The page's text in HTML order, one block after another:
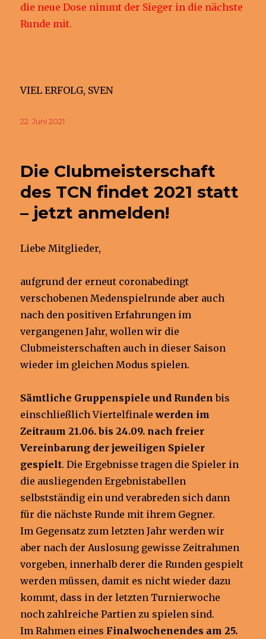
die neue Dose nimmt der Sieger in die nächste
Runde mit.
VIEL ERFOLG, SVEN
Veröffentlicht
22. Juni 2021
Die Clubmeisterschaft
des TCN findet 2021 statt
– jetzt anmelden!
Liebe Mitglieder,
aufgrund der erneut coronabedingt
verschobenen Medenspielrunde aber auch
nach den positiven Erfahrungen im
vergangenen Jahr, wollen wir die
Clubmeisterschaften auch in dieser Saison
wieder im gleichen Modus spielen.
Sämtliche Gruppenspiele und Runden bis
einschließlich Viertelfinalewerden im
Zeitraum 21.06. bis24.09. nach freier
Vereinbarung der jeweiligen Spieler
gespielt. Die Ergebnisse tragen die Spieler in
die ausliegenden Ergebnistabellen
selbstständig ein und verabreden sich dann
für die nächste Runde mit ihrem Gegner.
Im Gegensatz zum letzten Jahr werden wir
aber nach der Auslosung gewisse Zeitrahmen
vorgeben, innerhalb derer die Runden gespielt
werden müssen, damit es nicht wieder dazu
kommt, dass in der letzten Turnierwoche
noch zahlreiche Partien zu spielen sind.
Im Rahmen eines Finalwochenendes am 25.